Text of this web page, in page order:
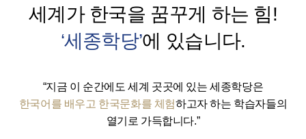
세계가 한국을 꿈꾸게 하는 힘!
‘세종학당’에 있습니다.
“지금 이 순간에도 세계 곳곳에 있는 세종학당은
한국어를 배우고 한국문화를 체험하고자 하는 학습자들의
열기로 가득합니다.”